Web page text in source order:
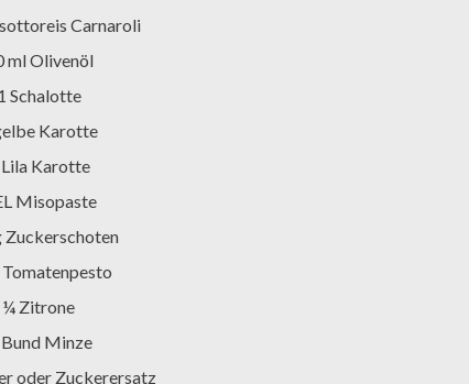
Carnaroli
ml Olivenöl
1 Schalotte
gelbe Karotte
1 Lila Karotte
EL Misopaste
Zuckerschoten
Tomatenpesto
¼ Zitrone
¼ Bund Minze
oder Zuckerersatz